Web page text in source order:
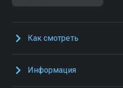
Как смотреть
Информация